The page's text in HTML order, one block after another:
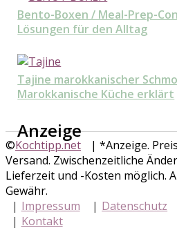
Bento-Boxen / Meal-Prep-
Lösungen für den Alltag
Tajine marokkanischer
Marokkanische Küche erklärt
Anzeige
©Kochtipp.net
| *Anzeige.
Versand. Zwischenzeitliche
Lieferzeit und -Kosten möglich.
Gewähr.
Impressum
Datenschutz
Kontakt